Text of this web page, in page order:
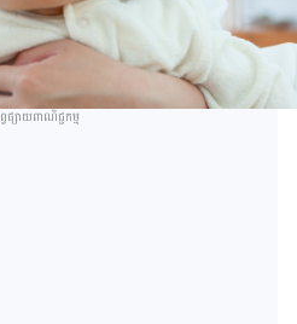
វផ្សាយពាណិជ្ជកម្ម